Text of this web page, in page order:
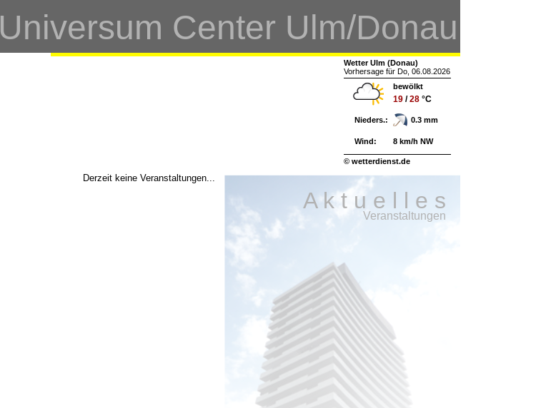
Derzeit keine Veranstaltungen...
Universum Center Ulm/Donau
A k t u e l l e s
Veranstaltungen
Wetter Ulm (Donau)
Vorhersage für Do, 06.08.2026
bewölkt
19 /28 °C
Nieders.: 0.3 mm
Wind: 8 km/h NW
© wetterdienst.de